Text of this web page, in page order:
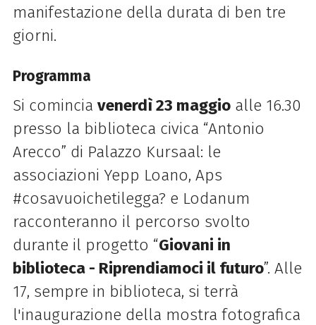
manifestazione della durata di ben tre
giorni.
Programma
Si comincia venerdì 23 maggioalle 16.30
presso la biblioteca civica “Antonio
Arecco” di Palazzo Kursaal: le
associazioni Yepp Loano, Aps
#cosavuoichetilegga? e Lodanum
racconteranno il percorso svolto
durante il progetto “Giovani in
biblioteca - Riprendiamoci il futuro”. Alle
17, sempre in biblioteca, si terrà
l'inaugurazione della mostra fotografica